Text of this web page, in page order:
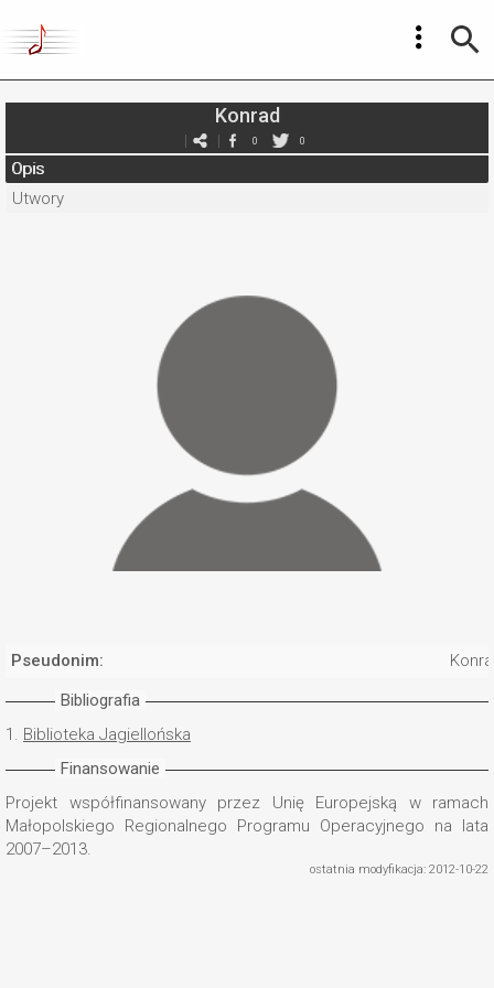
Konrad
0 0
Opis
Utwory
Pseudonim:
Bibliografia
1. Biblioteka Jagiellońska
Finansowanie
Projekt współfinansowany przez Unię Europejską w ramach
Małopolskiego Regionalnego Programu Operacyjnego na lata
2007–2013.
ostatnia modyfikacja: 2012-10-22